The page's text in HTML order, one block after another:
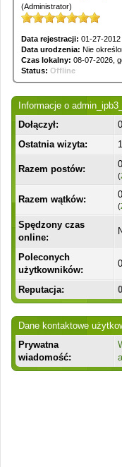
(Administrator)
Data rejestracji: 01-27-2012
Data urodzenia: Nie
Czas lokalny: 08-07-2026,
Status: Offline
Informacje o
Dołączył:
Ostatnia wizyta:
Razem postów:
(
Razem wątków:
(
Spędzony czas
online:
Poleconych
użytkowników:
0
Reputacja: 0
Dane kontaktowe
Prywatna
wiadomość: